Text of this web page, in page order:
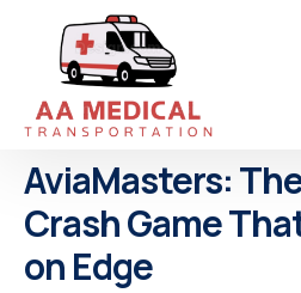
AviaMasters:
Crash Game
on Edge